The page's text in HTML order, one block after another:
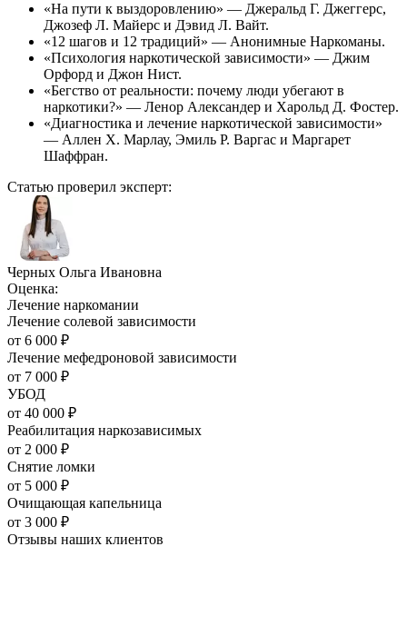
«На пути к выздоровлению» — Джеральд Г. Джеггерс,
Джозеф Л. Майерс и Дэвид Л. Вайт.
«12 шагов и 12 традиций» — Анонимные Наркоманы.
«Психология наркотической зависимости» — Джим
Орфорд и Джон Нист.
«Бегство от реальности: почему люди убегают в
наркотики?» — Ленор Александер и Харольд Д. Фостер.
«Диагностика и лечение наркотической зависимости»
— Аллен Х. Марлау, Эмиль Р. Варгас и Маргарет
Шаффран.
Статью проверил эксперт:
Черных Ольга Ивановна
Оценка:
Лечение наркомании
Лечение солевой зависимости
от 6 000 ₽
Лечение мефедроновой зависимости
от 7 000 ₽
УБОД
от 40 000 ₽
Реабилитация наркозависимых
от 2 000 ₽
Снятие ломки
от 5 000 ₽
Очищающая капельница
от 3 000 ₽
Отзывы наших клиентов